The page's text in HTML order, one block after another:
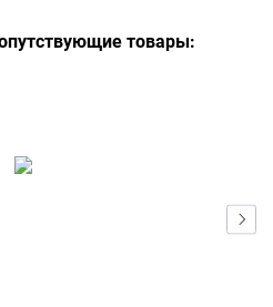
товары: